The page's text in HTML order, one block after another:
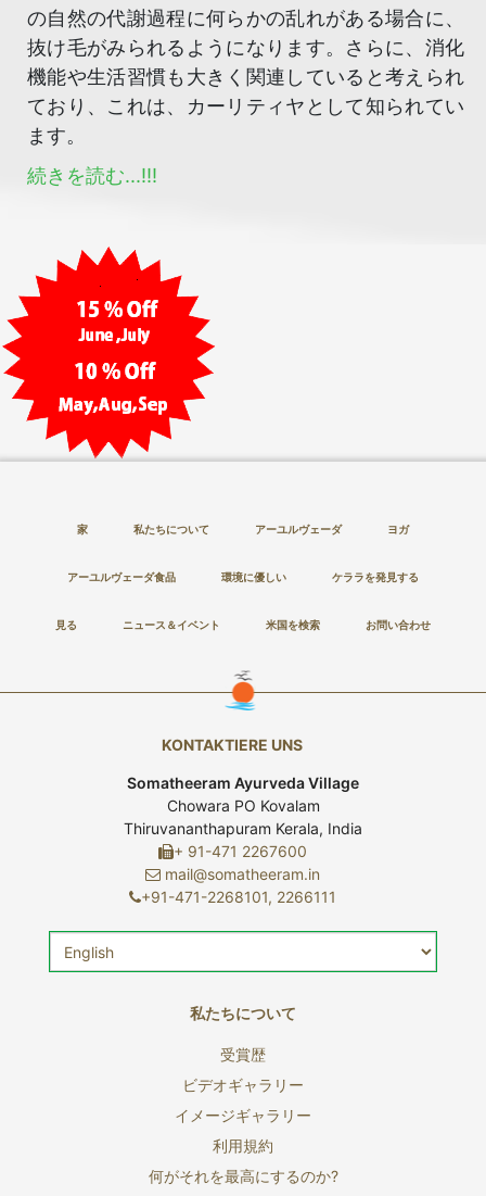
の自然の代謝過程に何らかの乱れがある場合に、
抜け毛がみられるようになります。さらに、消化
機能や生活習慣も大きく関連していると考えられ
ており、これは、カーリティヤとして知られてい
ます。
続きを読む...!!!
家 私たちについて アーユルヴェーダ ヨガ
アーユルヴェーダ食品 環境に優しい ケララを発見する
見る ニュース＆イベント 米国を検索 お問い合わせ
KONTAKTIERE UNS
Somatheeram Ayurveda Village
Chowara PO Kovalam
Thiruvananthapuram Kerala, India
+ 91-471 2267600
mail@somatheeram.in
+91-471-2268101, 2266111
私たちについて
受賞歴
ビデオギャラリー
イメージギャラリー
利用規約
何がそれを最高にするのか?